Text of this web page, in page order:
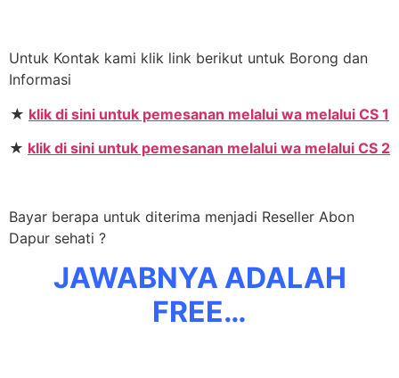
Untuk Kontak kami klik link berikut untuk Borong dan
Informasi
★ klik di sini untuk pemesanan melalui wa melalui CS 1
★ klik di sini untuk pemesanan melalui wa melalui CS 2
Bayar berapa untuk diterima menjadi Reseller Abon
Dapur sehati ?
JAWABNYA ADALAH
FREE…